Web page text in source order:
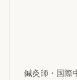
鍼灸師・国際